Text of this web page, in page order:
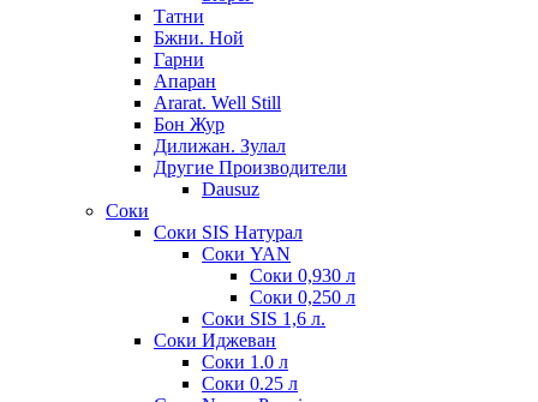
Татни
Бжни. Ной
Гарни
Апаран
Ararat. Well Still
Бон Жур
Дилижан. Зулал
Другие Производители
Dausuz
Соки
Соки SIS Натурал
Соки YAN
Соки 0,930 л
Соки 0,250 л
Соки SIS 1,6 л.
Соки Иджеван
Соки 1.0 л
Соки 0.25 л